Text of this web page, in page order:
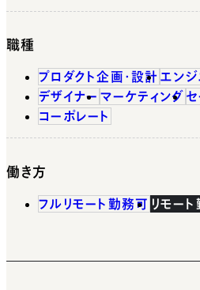
職種
プロダクト企画・設計 エンジ
デザイナー マーケティング セ
コーポレート
働き方
フルリモート勤務可 リモー